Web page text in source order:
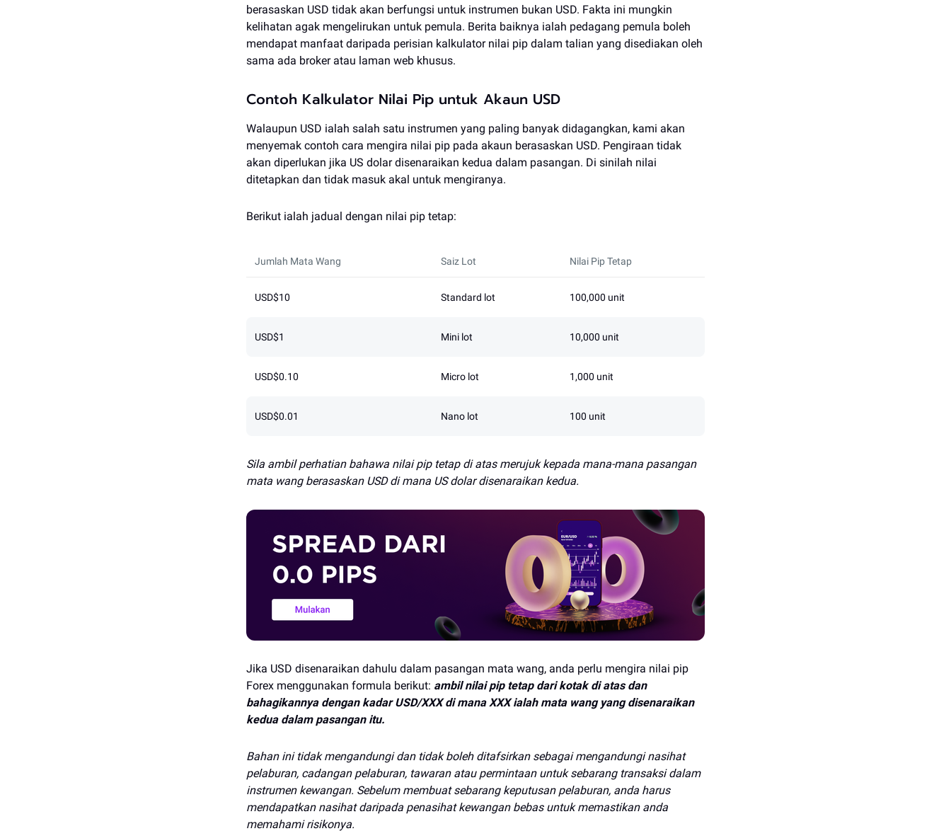
berasaskan USD tidak akan berfungsi untuk instrumen bukan USD. Fakta ini mungkin
kelihatan agak mengelirukan untuk pemula. Berita baiknya ialah pedagang pemula boleh
mendapat manfaat daripada perisian kalkulator nilai pip dalam talian yang disediakan oleh
sama ada broker atau laman web khusus.
Contoh Kalkulator Nilai Pip untuk Akaun USD
Walaupun USD ialah salah satu instrumen yang paling banyak didagangkan, kami akan
menyemak contoh cara mengira nilai pip pada akaun berasaskan USD. Pengiraan tidak
akan diperlukan jika US dolar disenaraikan kedua dalam pasangan. Di sinilah nilai
ditetapkan dan tidak masuk akal untuk mengiranya.
Berikut ialah jadual dengan nilai pip tetap:
Jumlah Mata Wang Saiz Lot Nilai Pip Tetap
USD$10 Standard lot 100,000 unit
USD$1 Mini lot 10,000 unit
USD$0.10 Micro lot 1,000 unit
USD$0.01 Nano lot 100 unit
Sila ambil perhatian bahawa nilai pip tetap di atas merujuk kepada mana-mana pasangan
mata wang berasaskan USD di mana US dolar disenaraikan kedua.
Jika USD disenaraikan dahulu dalam pasangan mata wang, anda perlu mengira nilai pip
Forex menggunakan formula berikut: ambil nilai pip tetap dari kotak di atas dan
bahagikannya dengan kadar USD/XXX di mana XXX ialah mata wang yang disenaraikan
kedua dalam pasangan itu.
Bahan ini tidak mengandungi dan tidak boleh ditafsirkan sebagai mengandungi nasihat
pelaburan, cadangan pelaburan, tawaran atau permintaan untuk sebarang transaksi dalam
instrumen kewangan. Sebelum membuat sebarang keputusan pelaburan, anda harus
mendapatkan nasihat daripada penasihat kewangan bebas untuk memastikan anda
memahami risikonya.